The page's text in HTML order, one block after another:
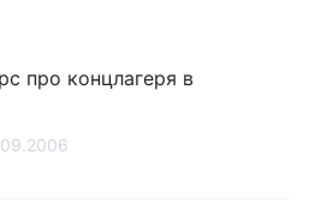
про концлагеря в